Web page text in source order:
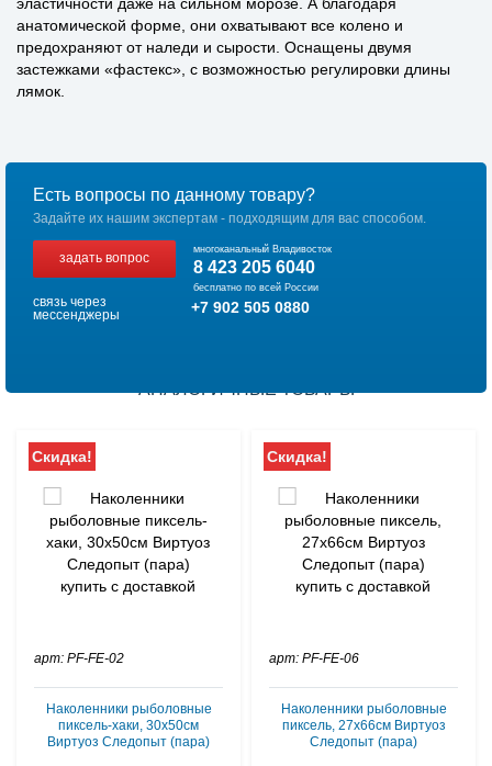
анатомической форме, они охватывают все колено и
предохраняют от наледи и сырости. Оснащены двумя
застежками «фастекс», с возможностью регулировки длины
лямок.
Есть вопросы по данному товару?
Задайте их нашим экспертам - подходящим для вас способом.
задать вопрос
многоканальный Владивосток
8 423 205 6040
бесплатно по всей России
связь через
мессенджеры
+7 902 505 0880
АНАЛОГИЧНЫЕ ТОВАРЫ
Скидка!
арт: PF-FE-02
Наколенники рыболовные
пиксель-хаки, 30х50см
Виртуоз Следопыт (пара)
Скидка!
арт: PF-FE-06
Наколенники рыболовные
пиксель, 27х66см Виртуоз
Следопыт (пара)